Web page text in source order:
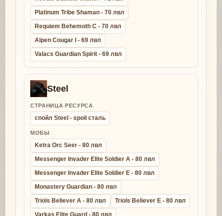
Platinum Tribe Shaman - 70 лвл
Requiem Behemoth C - 70 лвл
Alpen Cougar I - 69 лвл
Valacs Guardian Spirit - 69 лвл
Steel
СТРАНИЦА РЕСУРСА
спойл Steel - spoil сталь
МОБЫ
Ketra Orc Seer - 80 лвл
Messenger Invader Elite Soldier A - 80 лвл
Messenger Invader Elite Soldier E - 80 лвл
Monastery Guardian - 80 лвл
Triols Believer A - 80 лвл
Triols Believer E - 80 лвл
Varkas Elite Guard - 80 лвл